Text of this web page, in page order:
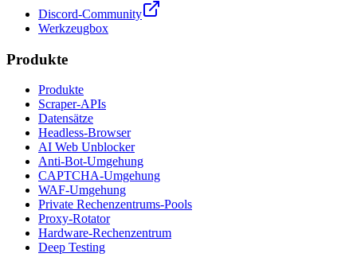
Discord-Community
Werkzeugbox
Produkte
Produkte
Scraper-APIs
Datensätze
Headless-Browser
AI Web Unblocker
Anti-Bot-Umgehung
CAPTCHA-Umgehung
WAF-Umgehung
Private Rechenzentrums-Pools
Proxy-Rotator
Hardware-Rechenzentrum
Deep Testing